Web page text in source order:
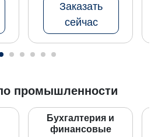
Заказать
сейчас
промышленности
Бухгалтерия и
финансовые